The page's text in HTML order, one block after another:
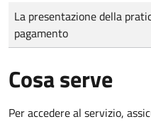
Tipo di pagamento
Importo
La presentazione della
pagamento
Cosa serve
Per accedere al servizio,